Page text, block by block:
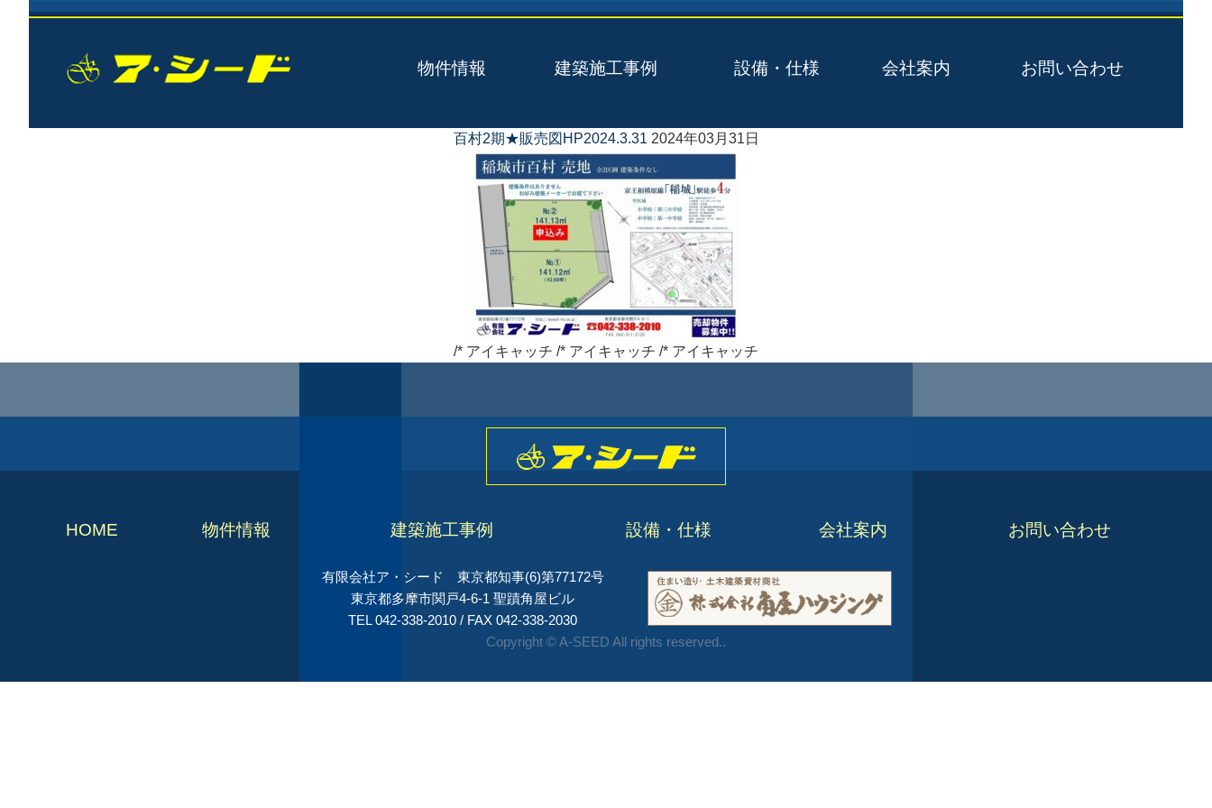
物件情報 建築施工事例 設備・仕様 会社案内 お問い合わせ
百村2期★販売図HP2024.3.31 2024年03月31日
/* アイキャッチ /* アイキャッチ /* アイキャッチ
HOME 物件情報 建築施工事例 設備・仕様 会社案内 お問い合わせ
有限会社ア・シード 東京都知事(6)第77172号
東京都多摩市関戸4-6-1 聖蹟角屋ビル
TEL 042-338-2010 / FAX 042-338-2030
Copyright © A-SEED All rights reserved..